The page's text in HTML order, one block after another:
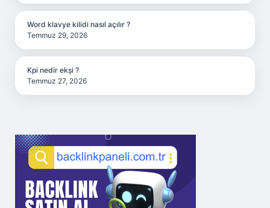
Word klavye kilidi nasıl açılır ?
Temmuz 29, 2026
Kpi nedir ekşi ?
Temmuz 27, 2026